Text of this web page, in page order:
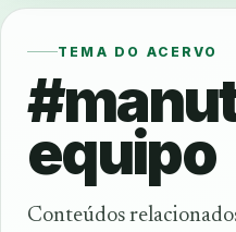
TEMA DO ACERVO
equipo
Conteúdos